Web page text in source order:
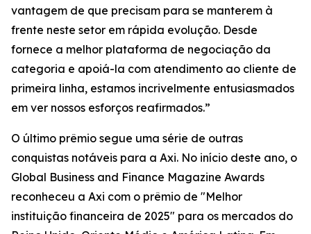
vantagem de que precisam para se manterem à
frente neste setor em rápida evolução. Desde
fornece a melhor plataforma de negociação da
categoria e apoiá-la com atendimento ao cliente de
primeira linha, estamos incrivelmente entusiasmados
em ver nossos esforços reafirmados.”
O último prêmio segue uma série de outras
conquistas notáveis para a Axi. No início deste ano, o
Global Business and Finance Magazine Awards
reconheceu a Axi com o prêmio de "Melhor
instituição financeira de 2025" para os mercados do